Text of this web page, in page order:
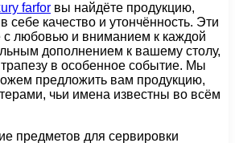
farfor вы найдёте продукцию,
себе качество и утончённость. Эти
с любовью и вниманием к каждой
дополнением к вашему столу,
в особенное событие. Мы
предложить вам продукцию,
чьи имена известны во всём
предметов для сервировки